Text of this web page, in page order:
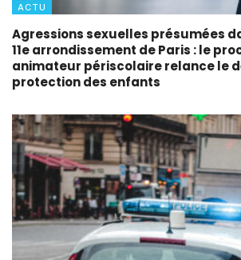
ACTU
Agressions sexuelles présumées
11e arrondissement de Paris : le
animateur périscolaire relance le
protection des enfants